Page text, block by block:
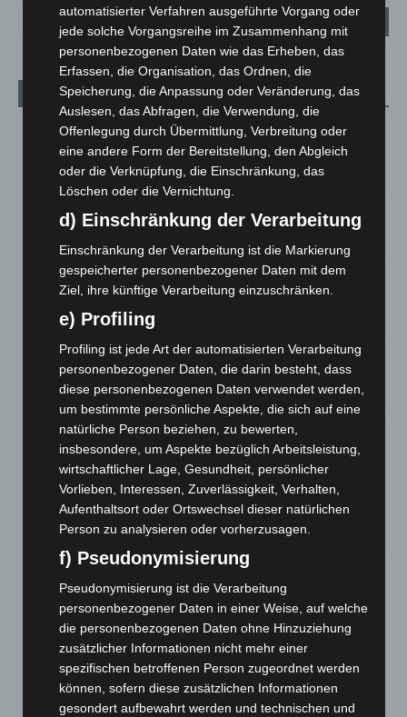
Aktuelle Beiträge
Kunst trifft Weingenuss: Barbara-Susann Mehring zeigt ihre
Werke im Jacques’ Wein-Depot Isernhagen
8. August 2026
und Bothfeld
8. August 2026
Niedersachsen: Feuerwehrkräfte kehren nach
Waldbrandeinsatz aus Spanien zurück
7. August 2026
Hannover: Erste Tigermücken-Population in Niedersachsen
entdeckt
7. August 2026
Brand im „Haus der Begegnung“ in Neuwarmbüchen schnell
eingedämmt
6. August 2026
Region Hannover: 21 neue Notfallsanitäter starten beim
Roten Kreuz
Mann läuft mit Hockeyschläger über A7 – Polizei sucht
5. August 2026
Celle: Mensch stirbt bei Bagger-Unfall auf Baustelle
5. August 2026
automatisierter Verfahren ausgeführte Vorgang oder
jede solche Vorgangsreihe im Zusammenhang mit
personenbezogenen Daten wie das Erheben, das
Erfassen, die Organisation, das Ordnen, die
Speicherung, die Anpassung oder Veränderung, das
Auslesen, das Abfragen, die Verwendung, die
Offenlegung durch Übermittlung, Verbreitung oder
eine andere Form der Bereitstellung, den Abgleich
oder die Verknüpfung, die Einschränkung, das
Löschen oder die Vernichtung.
d) Einschränkung der Verarbeitung
Einschränkung der Verarbeitung ist die Markierung
gespeicherter personenbezogener Daten mit dem
Ziel, ihre künftige Verarbeitung einzuschränken.
e) Profiling
Profiling ist jede Art der automatisierten Verarbeitung
personenbezogener Daten, die darin besteht, dass
diese personenbezogenen Daten verwendet werden,
um bestimmte persönliche Aspekte, die sich auf eine
natürliche Person beziehen, zu bewerten,
insbesondere, um Aspekte bezüglich Arbeitsleistung,
wirtschaftlicher Lage, Gesundheit, persönlicher
Vorlieben, Interessen, Zuverlässigkeit, Verhalten,
Aufenthaltsort oder Ortswechsel dieser natürlichen
Person zu analysieren oder vorherzusagen.
f) Pseudonymisierung
Pseudonymisierung ist die Verarbeitung
personenbezogener Daten in einer Weise, auf welche
die personenbezogenen Daten ohne Hinzuziehung
zusätzlicher Informationen nicht mehr einer
spezifischen betroffenen Person zugeordnet werden
können, sofern diese zusätzlichen Informationen
gesondert aufbewahrt werden und technischen und